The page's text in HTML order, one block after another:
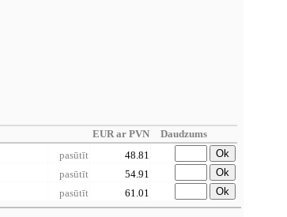
EUR ar PVN
Daudzums
pasūtīt 48.81
Ok
pasūtīt 54.91
Ok
pasūtīt 61.01 Ok